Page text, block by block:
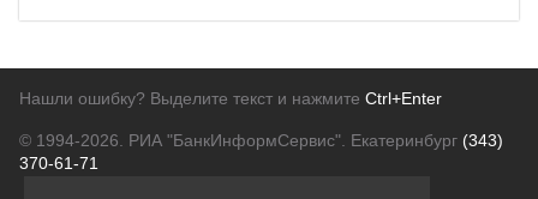
Нашли ошибку? Выделите текст и нажмите Ctrl+Enter
© 1994-2026. РИА "БанкИнформСервис". Екатеринбург (343)
370-61-71